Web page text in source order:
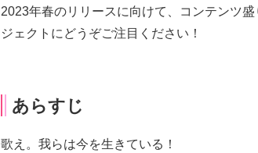
2023年春のリリースに向けて、コンテンツ
ジェクトにどうぞご注目ください！
あらすじ
歌え。我らは今を生きている！